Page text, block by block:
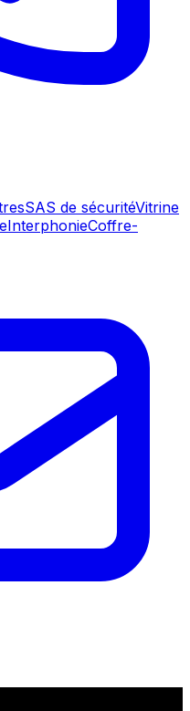
SAS de sécuritéVitrine
InterphonieCoffre-